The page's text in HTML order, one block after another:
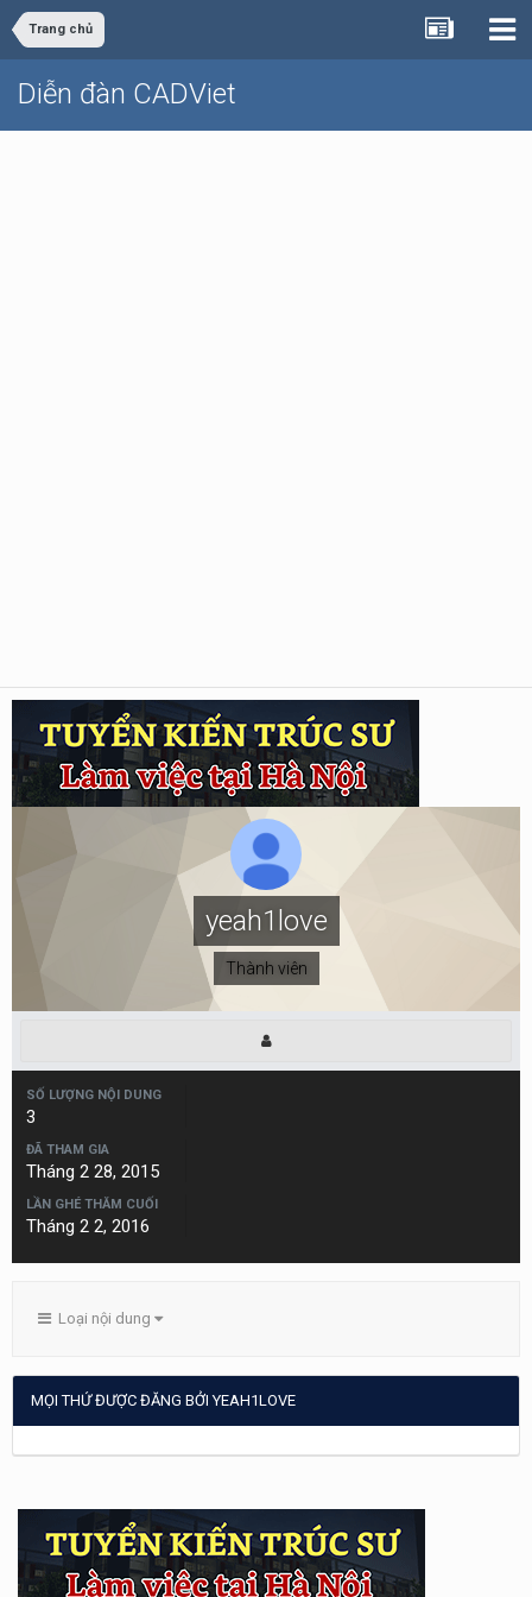
Trang chủ
Diễn đàn CADViet
yeah1love
Thành viên
SỐ LƯỢNG NỘI DUNG
3
ĐÃ THAM GIA
Tháng 2 28, 2015
LẦN GHÉ THĂM CUỐI
Tháng 2 2, 2016
Loại nội dung
MỌI THỨ ĐƯỢC ĐĂNG BỞI YEAH1LOVE